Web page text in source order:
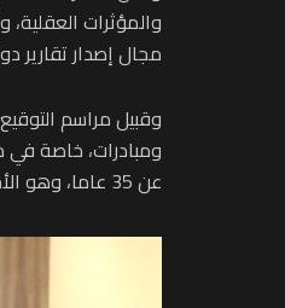
والمؤثرات
مجال إصدار تقارير
وقبيل مراسم
عن 35 عاما، وهو الأمر الذي أعطى المنظمة دفعة للإبداع والابتكار في مجالات اختصاصها.